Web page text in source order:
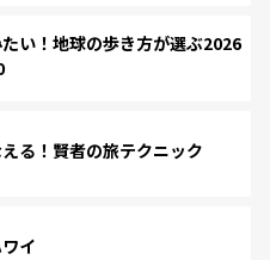
い！地球の歩き方が選ぶ2026
る！賢者の旅テクニック
イ